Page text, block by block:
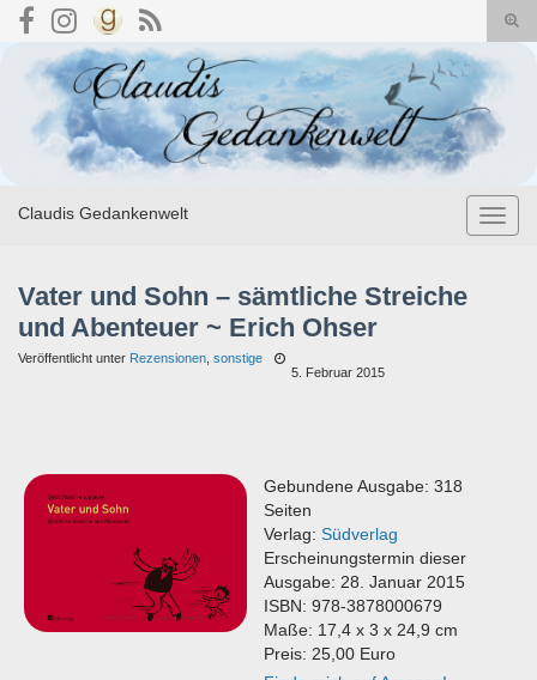
Search for:
Claudis Gedankenwelt
Vater und Sohn – sämtliche Streiche
und Abenteuer ~ Erich Ohser
Veröffentlicht unter Rezensionen sonstige
5. Februar 2015
Gebundene Ausgabe: 318
Seiten
Verlag: Südverlag
Erscheinungstermin dieser
Ausgabe: 28. Januar 2015
ISBN: 978-3878000679
Maße: 17,4 x 3 x 24,9 cm
Preis: 25,00 Euro